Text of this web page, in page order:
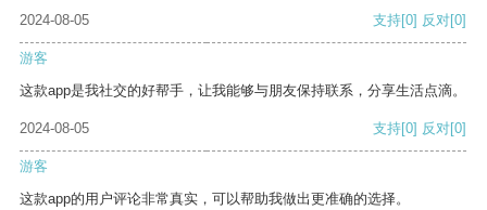
2024-08-05 支持[0] 反对[0]
游客
这款app是我社交的好帮手，让我能够与朋友保持联系，分享生活点滴。
2024-08-05 支持[0] 反对[0]
游客
这款app的用户评论非常真实，可以帮助我做出更准确的选择。